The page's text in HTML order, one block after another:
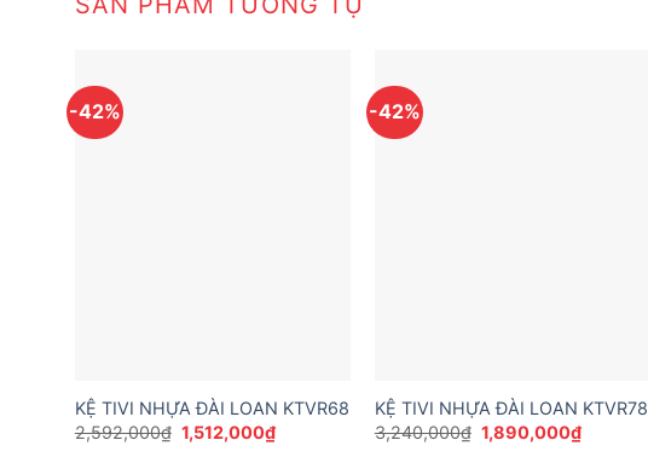
-42%
KỆ TIVI NHỰA ĐÀI LOAN KTVR68
2,592,000₫ Giá
gốc
1,512,000₫Giá
-42%
KỆ TIVI NHỰA ĐÀI LOAN KTVR78
3,240,000₫ Giá
gốc
1,890,000₫Giá